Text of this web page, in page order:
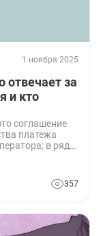
1 ноября 2025
за
и кто
соглашение
платежа
в ряде
30 дней.
357